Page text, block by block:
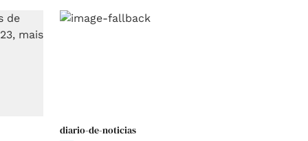
diario-de-noticias